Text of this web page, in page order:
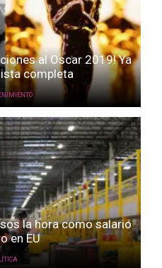
al Oscar 2019! Ya
completa
la hora como salario
en EU